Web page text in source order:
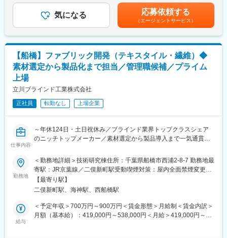
全国12ヶ所にショールームも展開中の成長企業です。
◇2017年に大手事務用品・オフィス用品メーカーのプラス株式会
社の子会社としてプラスグループへ加入いたしました。福利厚
変更の範囲：会社の定める業務
・展示会やイベントでの潜在顧客を含め、どの業界・企業にアプ
ローチすべきかを分析
・過去の受注履歴や商談情報をもとに、優先度やアプローチ方法
◎データ分析・課題の抽出
・過去の出展実績、来場者データ、問い合わせ状況、Web/SNS反
応などを収集・整理
どこかを抽出
◎企業リサーチ/ブランディング/プロモーション戦略/企画立案
値を高める施策を設計
・プロモーション全体の戦略やコンセプトを立案し、営業・制作
※営業の打ち合わせの同行やプレゼンなどもご担当いただく可能性
がございます
■働き方
(実働7時間30分)のため仕事とプライベートの両立がしやすい環境
です。
＞※経験・能力を考慮の上、決定いたします。■昇給年1回(4月)■賞
与年2回(6月・12月)(4か月分／昨年度実績)賃金はあくまでも目安
の金額であり、選考を通じて上下する可能性があります。月給(月
額)は固定手当を含めた表記です。
気になる 応募依頼する
（エージェントサービス）
【船橋】ファブリック開発（テキスタイル・繊維）◆
素材選定から製品化まで担当／管理職候補／プライム
上場
立川ブラインド工業株式会社
正社員 転勤なし 上場企業
仕事内容
～年休124日・土日祝休み／ブラインド業界トップクラスシェア
のニッチトップメーカー／素材選定から製品導入まで一気通貫で
■職務概要：
ブラインド、ロールスクリーン、シェード等の窓周り製品（ファ
ブリック製品）における、最適な生地・素材の開発から製品への
導入までを一気通貫でお任せします。
＜具体的な業務内容＞
勤務地
＜勤務地詳細＞技術研究棟住所：千葉県船橋市西浦2-8-7 勤務地最
寄駅：JR京葉線／二俣新町駅受動喫煙対策：屋内全面禁煙変更の
範囲：会社の定める事業所
【最寄り駅】
二俣新町駅、海神駅、西船橋駅
給与
＜予定年収＞700万円～900万円＜賃金形態＞月給制＜賃金内訳＞
月額（基本給）：419,000円～538,000円＜月給＞419,000円～